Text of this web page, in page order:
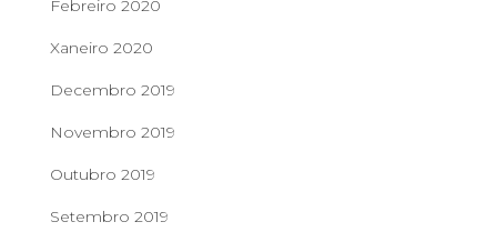
Febreiro 2020
Xaneiro 2020
Decembro 2019
Novembro 2019
Outubro 2019
Setembro 2019